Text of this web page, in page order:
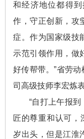
和经济地位都得
作，守正创新，攻
症。作为国家级技
示范引领作用，做
好传帮带。”省劳
司高级技师李宏炼表
“自打上午报
匠的尊重和认可，
岁出头，但是江淮